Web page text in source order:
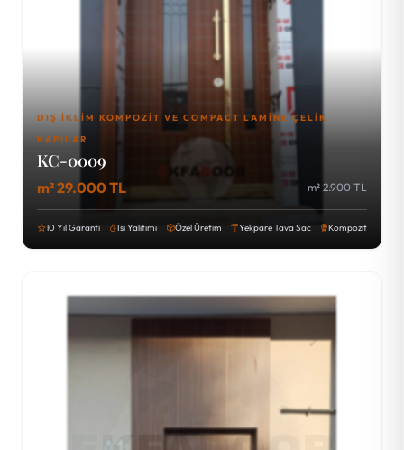
DIŞ İKLIM KOMPOZIT VE COMPACT LAMINE ÇELIK
KAPILAR
KC-0009
m² 29.000 TL m² 2.900 TL
10 Yıl Garanti Isı Yalıtımı Özel Üretim Yekpare Tava Sac Kompozit